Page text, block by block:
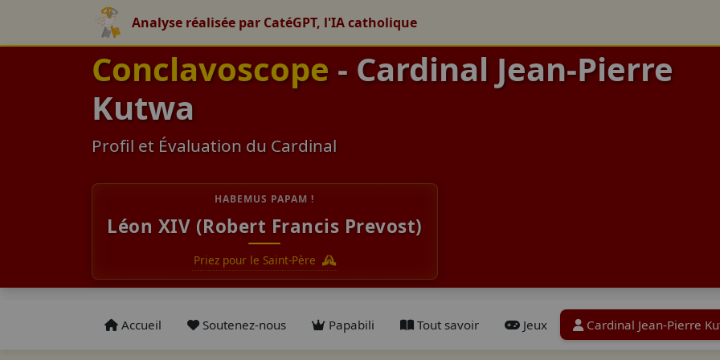
Analyse réalisée par CatéGPT, l'IA catholique
Conclavoscope - Cardinal Jean-Pierre
Kutwa
Profil et Évaluation du Cardinal
HABEMUS PAPAM !
Léon XIV (Robert Francis Prevost)
Priez pour le Saint-Père
Accueil Soutenez-nous Papabili Tout savoir Jeux Cardinal Jean-Pierre